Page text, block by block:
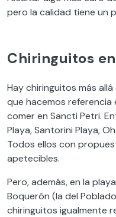
pero la calidad tiene un
Chiringuitos
Hay chiringuitos más
que hacemos
comer en Sancti Petri.
Playa, Santorini Playa,
Todos ellos con
apetecibles.
Pero, además, en la
Boquerón (la del
chiringuitos igualmente